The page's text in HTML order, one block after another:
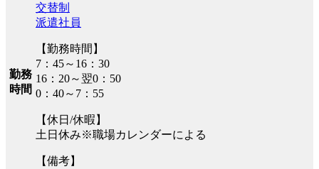
勤務
時間
交替制
派遣社員
【勤務時間】
7：45～16：30
16：20～翌0：50
0：40～7：55
【休日/休暇】
土日休み※職場カレンダーによる
【備考】